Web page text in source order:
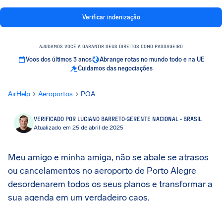
Verificar indenização
AJUDAMOS VOCÊ A GARANTIR SEUS DIREITOS COMO PASSAGEIRO
Voos dos últimos 3 anos
Abrange rotas no mundo todo e na UE
Cuidamos das negociações
AirHelp Aeroportos POA
VERIFICADO POR LUCIANO BARRETO·GERENTE NACIONAL - BRASIL
Atualizado em 25 de abril de 2025
Meu amigo e minha amiga, não se abale se atrasos
ou cancelamentos no aeroporto de Porto Alegre
desordenarem todos os seus planos e transformar a
sua agenda em um verdadeiro caos.